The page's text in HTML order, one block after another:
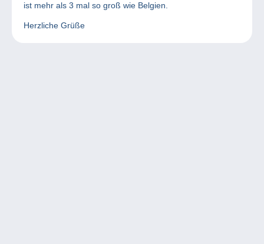
ist mehr als 3 mal so groß wie Belgien.
Herzliche Grüße